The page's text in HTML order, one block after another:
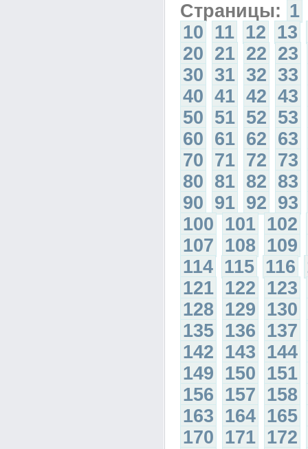
Страницы: 1
10 11 12 13
20 21 22 23
30 31 32 33
40 41 42 43
50 51 52 53
60 61 62 63
70 71 72 73
80 81 82 83
90 91 92 93
100 101 102
107 108 109
114 115 116
121 122 123
128 129 130
135 136 137
142 143 144
149 150 151
156 157 158
163 164 165
170 171 172